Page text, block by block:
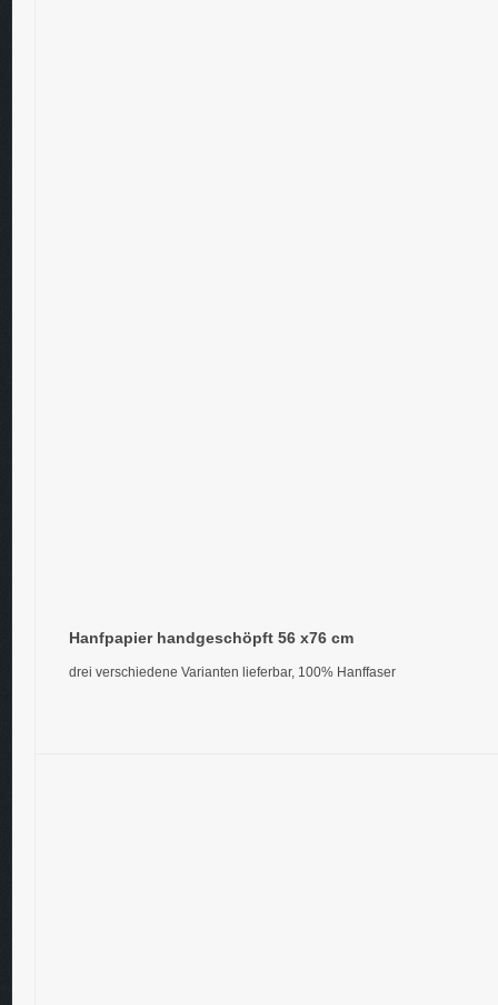
Hanfpapier handgeschöpft 56 x76 cm
drei verschiedene Varianten lieferbar, 100% Hanffaser